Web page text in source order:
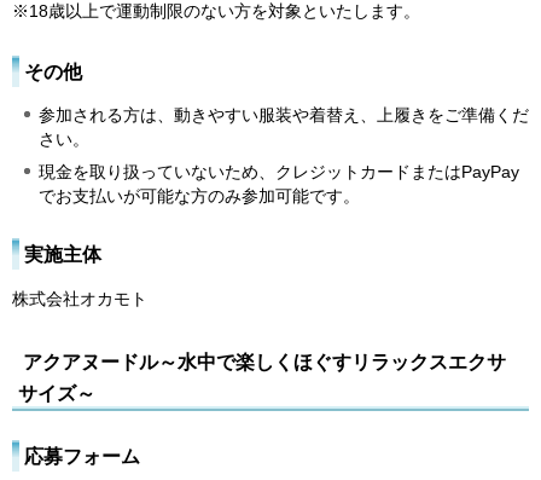
※18歳以上で運動制限のない方を対象といたします。
その他
参加される方は、動きやすい服装や着替え、上履きをご準備くだ
さい。
現金を取り扱っていないため、クレジットカードまたはPayPay
でお支払いが可能な方のみ参加可能です。
実施主体
株式会社オカモト
アクアヌードル～水中で楽しくほぐすリラックスエクサ
サイズ～
応募フォーム